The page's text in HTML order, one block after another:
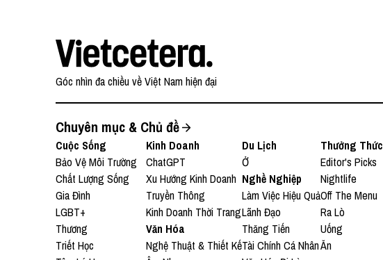
Góc nhìn đa chiều về Việt Nam hiện đại
Chuyên mục & Chủ đề
Cuộc Sống
Bảo Vệ Môi Trường
Chất Lượng Sống
Gia Đình
LGBT+
Thương
Triết Học
Kinh Doanh
ChatGPT
Xu Hướng Kinh Doanh
Truyền Thông
Kinh Doanh Thời Trang
Văn Hóa
Nghệ Thuật & Thiết Kế
Du Lịch
Ở
Nghề Nghiệp
Làm Việc Hiệu Quả
Lãnh Đạo
Thăng Tiến
Tài Chính Cá Nhân
Thưởng Thức
Editor's Picks
Nightlife
Off The Menu
Ra Lò
Uống
Ăn